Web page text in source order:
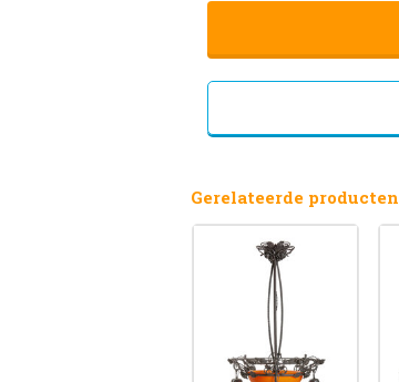
Gerelateerde producten